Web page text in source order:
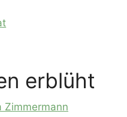
erblüht
Zimmermann